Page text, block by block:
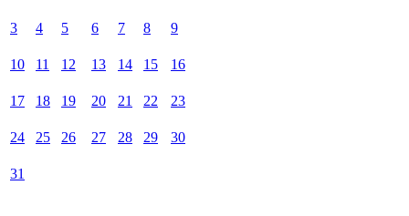
3 4 5 6 7 8 9
10 11 12 13 14 15 16
17 18 19 20 21 22 23
24 25 26 27 28 29 30
31